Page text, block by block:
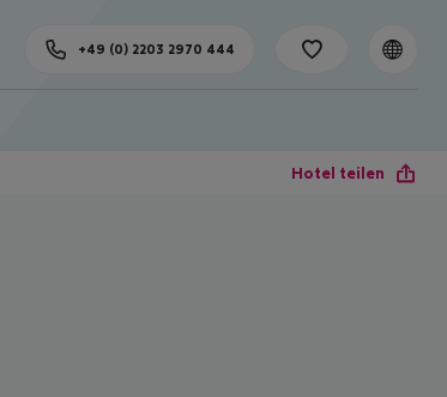
+49 (0) 2203 2970 444
Hotel teilen